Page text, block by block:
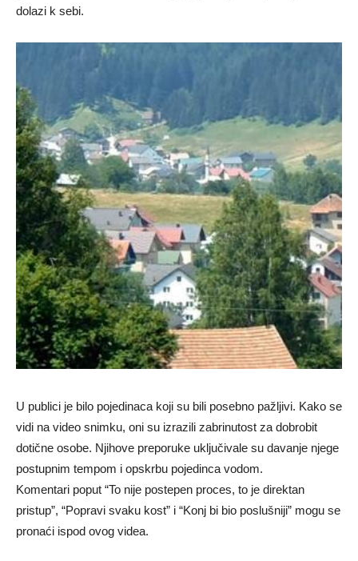
dolazi k sebi.
U publici je bilo pojedinaca koji su bili posebno pažljivi. Kako se
vidi na video snimku, oni su izrazili zabrinutost za dobrobit
dotične osobe. Njihove preporuke uključivale su davanje njege
postupnim tempom i opskrbu pojedinca vodom.
Komentari poput “To nije postepen proces, to je direktan
pristup”, “Popravi svaku kost” i “Konj bi bio poslušniji” mogu se
pronaći ispod ovog videa.